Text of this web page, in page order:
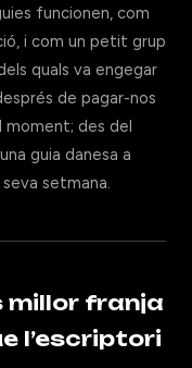
funcionen, com
i com un petit grup
quals va engegar
de pagar-nos
des del
guia danesa a
setmana.
millor franja
l’escriptori